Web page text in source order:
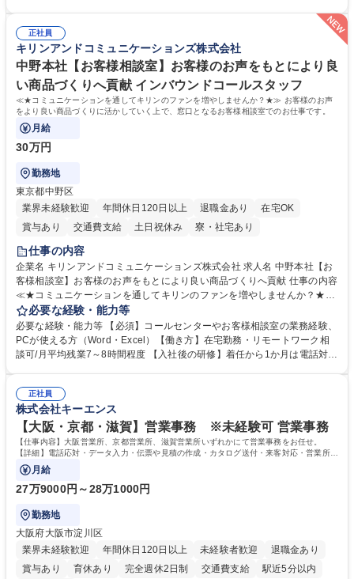
★メンバーがマンツーマンで丁寧に教えるため、ご経験が浅くても安心！
幅広く経験を積みたい意欲がある方に最適な環境です。 募集職種 【総
務・人事】未経験歓迎/日立グループ/組織運営を支えるゼネラリストを目
指す
マネジメント職として活躍したい 【尚可】■人事、労務、採用、教育業務
のご経験 ■労務管理（給与計算・社会保険手続き・勤怠管理など）の経験
■衛生管理者の資格をお持ちの方 学歴・資格 学歴：大学院 大学 高専 短大
専修学校 高校 語学力： 資格：
正社員
キリンアンドコミュニケーションズ株式会社
中野本社【お客様相談室】お客様のお声をもとにより良
い商品づくりへ貢献 インバウンドコールスタッフ
≪★コミュニケーションを通してキリンのファンを増やしませんか？★≫ お客様のお声
をより良い商品づくりに活かしていく上で、窓口となるお客様相談室でのお仕事です。
月給
30万円
勤務地
東京都中野区
業界未経験歓迎
年間休日120日以上 退職金あり
在宅OK
賞与あり
交通費支給 土日祝休み 寮・社宅あり
仕事の内容
企業名 キリンアンドコミュニケーションズ株式会社 求人名 中野本社【お
客様相談室】お客様のお声をもとにより良い商品づくりへ貢献 仕事の内容
≪★コミュニケーションを通してキリンのファンを増やしませんか？★≫
お客様のお声をより良い商品づくりに活かしていく上で、窓口となるお客
様相談室でのお仕事です。 日々お客様からいただくキリングループへのご
意見を、企業活動に活かしています。お客様からの声に迅速かつ誠意をも
って対応、情報提供するとともにグループ内活動に反映しています。 【具
平均100件前後■メール・手紙：同上40件前後 募集職種 中野本社【お客様
相談室】お客様のお声をもとにより良い商品づくりへ貢献
必要な経験・能力等
必要な経験・能力等 【必須】コールセンターやお客様相談室の業務経験、
PCが使える方（Word・Excel）【働き方】在宅勤務・リモートワーク相
談可/月平均残業7～8時間程度 【入社後の研修】着任から1か月は電話対応
すのでご安心ください。 【当社について】キリングループの広報機能を担
う会社として、お客様との出会いを大切にし、磨き上げたホスピタリティ
を込めてコミュニケーションをとりながら広報関連業務を行っておりま
す。 学歴・資格 学歴：大学院 大学 高専 短大 専修学校 高校 語学力： 資
格：
正社員
株式会社キーエンス
【大阪・京都・滋賀】営業事務 ※未経験可 営業事務
【仕事内容】大阪営業所、京都営業所、滋賀営業所いずれかにて営業事務をお任せ。
【詳細】電話応対・データ入力・伝票や見積の作成・カタログ送付・来客対応・営業所内
で発生する事務業務や業務改善をお任せ。
月給
27万9000円～28万1000円
勤務地
大阪府大阪市淀川区
業界未経験歓迎
年間休日120日以上 未経験者歓迎
退職金あり
賞与あり
育休あり 完全週休2日制 交通費支給 駅近5分以内